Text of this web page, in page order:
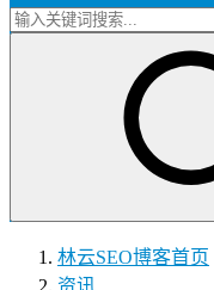
林云SEO博客首页
资讯